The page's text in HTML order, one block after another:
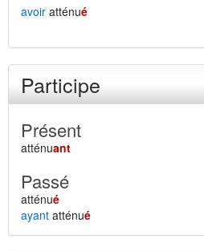
avoir atténué
Participe
Présent
atténuant
Passé
atténué
ayant atténué